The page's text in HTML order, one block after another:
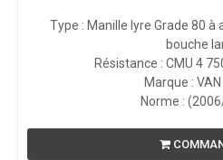
Type : Manille lyre Grade 80
bouche
Résistance : CMU 4
Marque :
Norme :